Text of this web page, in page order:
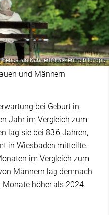
Sebastian Kahnert/dpa-Zentralbild/dpa
und Männern
bei Geburt in
Jahr im Vergleich zum
lag sie bei 83,6 Jahren,
in Wiesbaden mitteilte.
im Vergleich zum
Männern lag demnach
höher als 2024.